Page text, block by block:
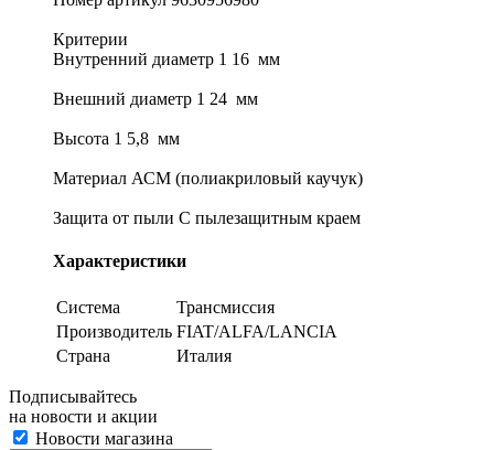
Критерии
Внутренний диаметр 1 16 мм
Внешний диаметр 1 24 мм
Высота 1 5,8 мм
Материал АСМ (полиакриловый каучук)
Защита от пыли С пылезащитным краем
Характеристики
Система
Трансмиссия
Производитель FIAT/ALFA/LANCIA
Страна
Италия
Подписывайтесь
на новости и акции
Новости магазина